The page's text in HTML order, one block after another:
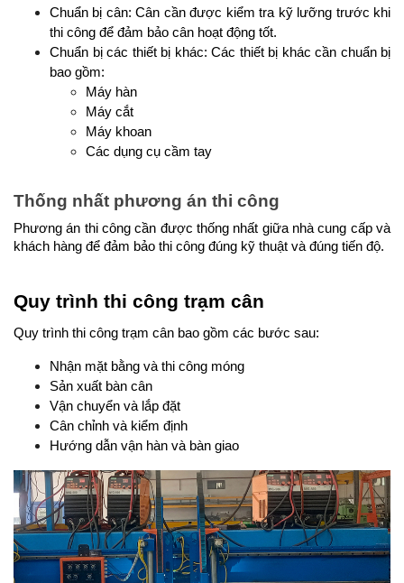
Chuẩn bị cân: Cân cần được kiểm tra kỹ lưỡng trước khi
thi công để đảm bảo cân hoạt động tốt.
Chuẩn bị các thiết bị khác: Các thiết bị khác cần chuẩn bị
bao gồm:
Máy hàn
Máy cắt
Máy khoan
Các dụng cụ cầm tay
Thống nhất phương án thi công
Phương án thi công cần được thống nhất giữa nhà cung cấp và
khách hàng để đảm bảo thi công đúng kỹ thuật và đúng tiến độ.
Quy trình thi công trạm cân
Quy trình thi công trạm cân bao gồm các bước sau:
Nhận mặt bằng và thi công móng
Sản xuất bàn cân
Vận chuyển và lắp đặt
Cân chỉnh và kiểm định
Hướng dẫn vận hàn và bàn giao